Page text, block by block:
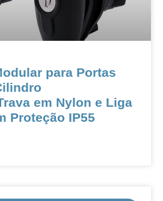
para Portas
em Nylon e Liga
Proteção IP55